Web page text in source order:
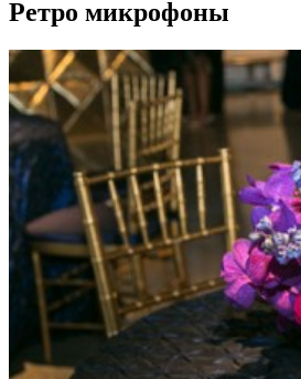
Ретро микрофоны